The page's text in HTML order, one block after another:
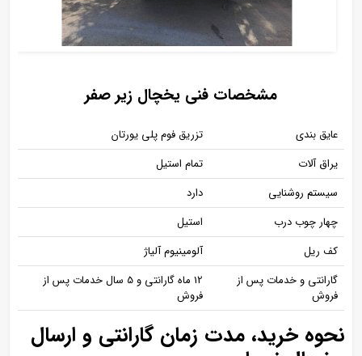
مشخصات فنی یخچال زیر صفر
عایق بندی
تزریق فوم پلی یورتان
یراق آلات
تمام استیل
سیستم روشنایی
دارد
چهار چوب درب
استیل
کف ریل
آلومینیوم آلیاژ
گارانتی و خدمات پس از
فروش
12 ماه گارانتی و 5 سال خدمات پس از
فروش
نحوه خرید، مدت زمان گارانتی و ارسال